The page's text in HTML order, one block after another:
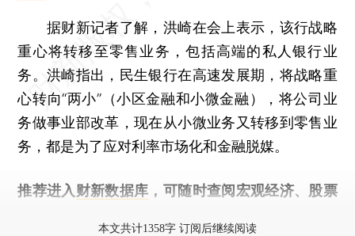
据财新记者了解，洪崎在会上表示，该行战略
重心将转移至零售业务，包括高端的私人银行业
务。洪崎指出，民生银行在高速发展期，将战略重
心转向“两小”（小区金融和小微金融），将公司业
务做事业部改革，现在从小微业务又转移到零售业
务，都是为了应对利率市场化和金融脱媒。
推荐进入 财新数据库 ，可随时查阅宏观经济、股票
本文共计1358字 订阅后继续阅读